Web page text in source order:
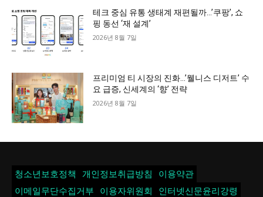
테크 중심 유통 생태계 재편될까…’쿠팡’, 쇼
핑 동선 ‘재 설계’
2026년 8월 7일
프리미엄 티 시장의 진화…’웰니스 디저트’ 수
요 급증, 신세계의 ‘향’ 전략
2026년 8월 7일
청소년보호정책 개인정보취급방침
이용약관
이메일무단수집거부
이용자위원회
인터넷신문윤리강령